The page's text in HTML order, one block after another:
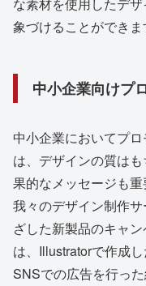
な素材を使用したデ
象づけることができま
中小企業向けプ
中小企業においてプ
は、デザインの質は
果的なメッセージも重
我々のデザイン制作
ざした新製品のキャ
は、Illustratorで作成
SNSでの広告を行っ